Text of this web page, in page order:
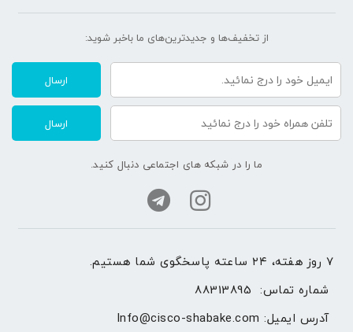
از تخفیف‌ها و جدیدترین‌های ما‌ باخبر شوید:
ارسال
ارسال
ما را در شبکه های اجتماعی دنبال کنید.
۷ روز هفته، ۲۴ ساعته پاسخگوی شما هستیم.
شماره تماس: 88313895
آدرس ایمیل: Info@cisco-shabake.com